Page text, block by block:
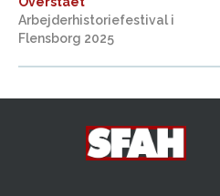
Arbejderhistoriefestival i
Flensborg 2025